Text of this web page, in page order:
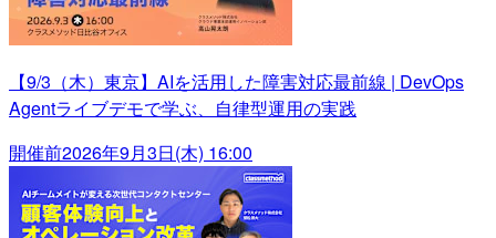
【9/3（木）東京】AIを活用した障害対応最前線 | DevOps
Agentライブデモで学ぶ、自律型運用の実践
開催前2026年9月3日(木) 16:00